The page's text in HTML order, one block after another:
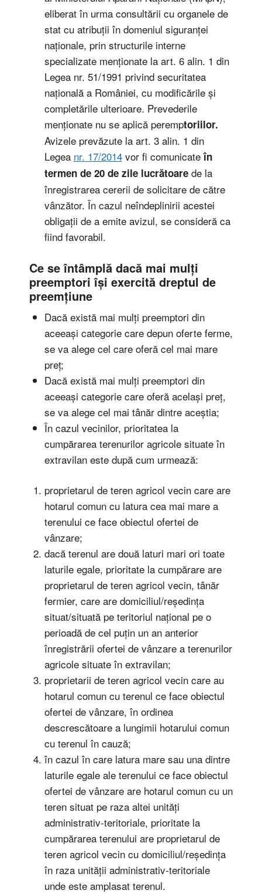
eliberat în urma consultării cu organele de
stat cu atribuții în domeniul siguranței
naționale, prin structurile interne
specializate menționate la art. 6 alin. 1 din
Legea nr. 51/1991 privind securitatea
națională a României, cu modificările și
completările ulterioare. Prevederile
menționate nu se aplică peremptoriilor.
Avizele prevăzute la art. 3 alin. 1 din
Legea nr. 17/2014vor fi comunicateîn
termen de 20 de zile lucrătoare de la
înregistrarea cererii de solicitare de către
vânzător. În cazul neîndeplinirii acestei
obligații de a emite avizul, se consideră ca
fiind favorabil.
Ce se întâmplă dacă mai mulți
preemptori își exercită dreptul de
preemțiune
Dacă există mai mulți preemptori din
aceeași categorie care depun oferte ferme,
se va alege cel care oferă cel mai mare
preț;
Dacă există mai mulți preemptori din
aceeași categorie care oferă același preț,
se va alege cel mai tânăr dintre aceștia;
În cazul vecinilor, prioritatea la
cumpărarea terenurilor agricole situate în
extravilan este după cum urmează:
proprietarul de teren agricol vecin care are
hotarul comun cu latura cea mai mare a
terenului ce face obiectul ofertei de
vânzare;
dacă terenul are două laturi mari ori toate
laturile egale, prioritate la cumpărare are
proprietarul de teren agricol vecin, tânăr
fermier, care are domiciliul/reședința
situat/situată pe teritoriul național pe o
perioadă de cel puțin un an anterior
înregistrării ofertei de vânzare a terenurilor
agricole situate în extravilan;
proprietarii de teren agricol vecin care au
hotarul comun cu terenul ce face obiectul
ofertei de vânzare, în ordinea
descrescătoare a lungimii hotarului comun
cu terenul în cauză;
în cazul în care latura mare sau una dintre
laturile egale ale terenului ce face obiectul
ofertei de vânzare are hotarul comun cu un
teren situat pe raza altei unități
administrativ-teritoriale, prioritate la
cumpărarea terenului are proprietarul de
teren agricol vecin cu domiciliul/reședința
în raza unității administrativ-teritoriale
unde este amplasat terenul.